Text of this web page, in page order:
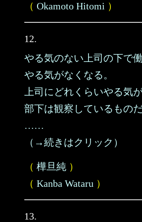
（ Okamoto Hitomi ）
12.
やる気のない上司の下で
やる気がなくなる。
上司にどれくらいやる気
部下は観察しているものだ
……
（→続きはクリック）
（ 樺旦純 ）
（ Kanba Wataru ）
13.